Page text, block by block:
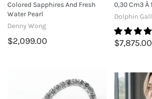
Colored Sapphires And Fresh
Water Pearl
Denny Wong
$2,099.00
0,30 Cm3 À
Dolphin
$7,875.00